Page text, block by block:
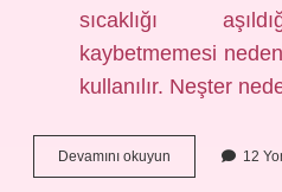
sıcaklığı
kaybetmemesi
kullanılır. Neşter
Devamını okuyun
Hangi
12